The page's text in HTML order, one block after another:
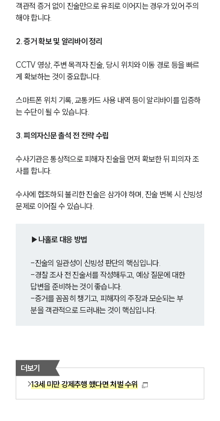
객관적 증거 없이 진술만으로 유죄로 이어지는 경우가 있어 주의
해야 합니다.
2. 증거 확보 및 알리바이 정리
CCTV 영상, 주변 목격자 진술, 당시 위치와 이동 경로 등을 빠르
게 확보하는 것이 중요합니다.
스마트폰 위치 기록, 교통카드 사용 내역 등이 알리바이를 입증하
는 수단이 될 수 있습니다.
3. 피의자신문 출석 전 전략 수립
수사기관은 통상적으로 피해자 진술을 먼저 확보한 뒤 피의자 조
사를 합니다.
수사에 협조하되 불리한 진술은 삼가야 하며, 진술 번복 시 신빙성
문제로 이어질 수 있습니다.
▶나홀로 대응 방법
-진술의 일관성이 신빙성 판단의 핵심입니다.
-경찰 조사 전 진술서를 작성해두고, 예상 질문에 대한
답변을 준비하는 것이 좋습니다.
-증거를 꼼꼼히 챙기고, 피해자의 주장과 모순되는 부
분을 객관적으로 드러내는 것이 핵심입니다.
더보기
13세 미만 강제추행 했다면 처벌 수위